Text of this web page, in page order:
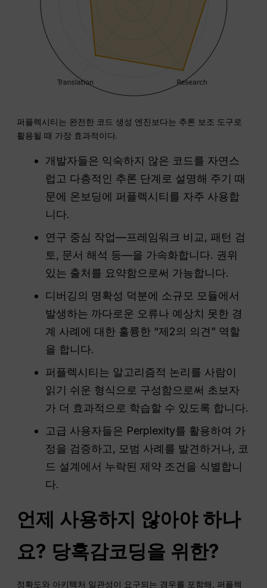
퍼플렉시티는 완전한 코드 생성 엔진보다는 추론 보조 도구로
활용될 때 가장 효과적이다.
개발자들은 익숙하지 않은 코드를 자연스
럽고 다층적인 추론 단계로 설명해 주기 때
문에 온보딩에 퍼플렉시티를 자주 사용합
니다.
연구 중심 작업—프레임워크 비교, 패턴 검
토, 문서 해석 등—을 가속화합니다. 권위
있는 출처를 요약함으로써 가능합니다.
디버깅의 명확성 덕분에 소규모 모듈에서
발생하는 까다로운 오류나 예상치 못한 경
계 사례에 대한 훌륭한 “제2의 의견” 역할
을 합니다.
퍼플렉시티는 알고리즘적 논리를 사람이
읽기 쉬운 형식으로 구성함으로써 초보자
가 더 효과적으로 학습할 수 있도록 합니다.
고급 사용자들은 Perplexity를 활용하여 가
정을 검증하고, 모범 사례를 발견하거나, 코
드 설계에서 누락된 제약 조건을 식별합니
다.
언제 사용하지 않아야 하나
요? 당혹감코딩을 위한?
정확도와 아키텍처 일관성이 요구되는 경우를 포함해, 퍼플렉